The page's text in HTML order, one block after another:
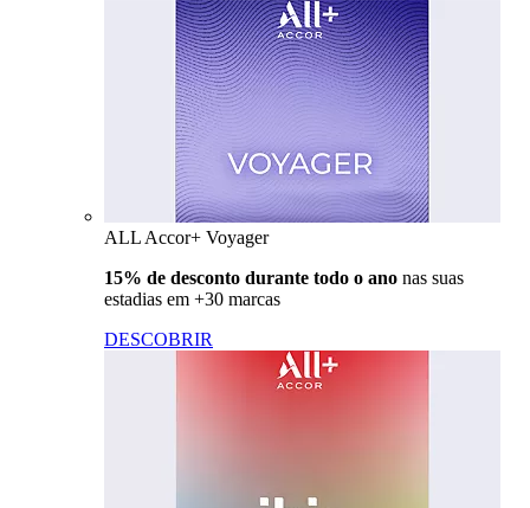
ALL Accor+ Voyager
15% de desconto durante todo o ano nas suas
estadias em +30 marcas
DESCOBRIR